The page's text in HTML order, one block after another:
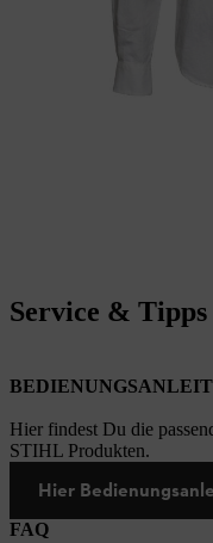
Service & Tipps
Hier findest Du die
STIHL Produkten.
Hier
FAQ